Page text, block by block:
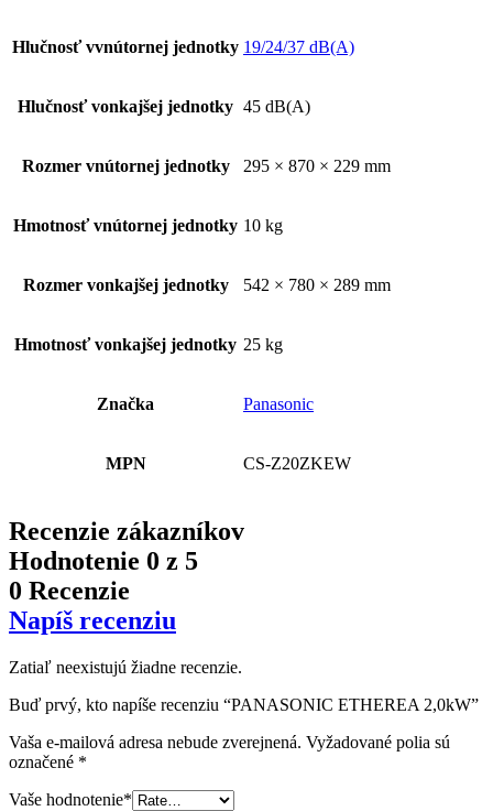
Hlučnosť vvnútornej jednotky 19/24/37 dB(A)
Hlučnosť vonkajšej jednotky 45 dB(A)
Rozmer vnútornej jednotky 295 × 870 × 229 mm
Hmotnosť vnútornej jednotky 10 kg
Rozmer vonkajšej jednotky 542 × 780 × 289 mm
Hmotnosť vonkajšej jednotky 25 kg
Značka Panasonic
MPN CS-Z20ZKEW
Recenzie zákazníkov
Hodnotenie 0 z 5
0 Recenzie
Napíš recenziu
Zatiaľ neexistujú žiadne recenzie.
Buď prvý, kto napíše recenziu “PANASONIC ETHEREA 2,0kW”
Vaša e-mailová adresa nebude zverejnená. Vyžadované polia sú
označené *
Vaše hodnotenie*